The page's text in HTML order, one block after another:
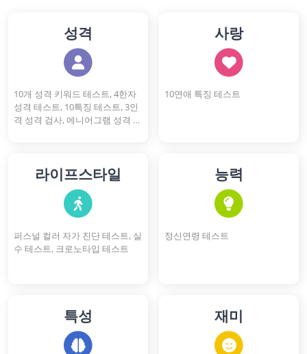
성격
10개 성격 키워드 테스트, 4한자
성격 테스트, 10특징 테스트, 3인
격 성격 검사, 에니어그램 성격 테
사랑
10연애 특징 테스트
라이프스타일
퍼스널 컬러 자가 진단 테스트, 실
수 테스트, 크로노타입 테스트
능력
정신연령 테스트
특성 재미